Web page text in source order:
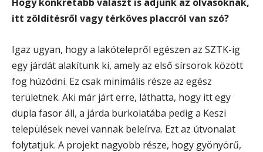
itt zöldítésről vagy térköves placcról van szó?
Igaz ugyan, hogy a lakótelepről egészen az SZTK-ig
egy járdát alakítunk ki, amely az első sírsorok között
fog húzódni. Ez csak minimális része az egész
területnek. Aki már járt erre, láthatta, hogy itt egy
dupla fasor áll, a járda burkolatába pedig a Keszi
települések nevei vannak beleírva. Ezt az útvonalat
folytatjuk. A projekt nagyobb része, hogy gyönyörű,